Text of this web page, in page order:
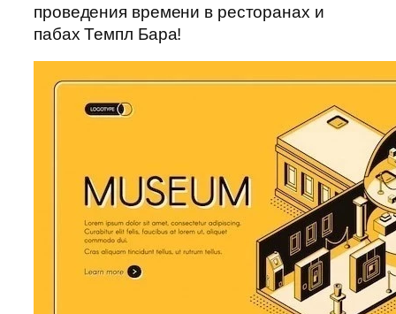
проведения времени в ресторанах и
пабах Темпл Бара!